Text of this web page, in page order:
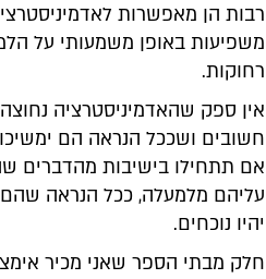
רבות הן מאפשרות
משפיעות באופן משמעותי על
רחוקות.
אין ספק שהאדמיניסטרציה
חשובים ושככל הנראה הם
אם תתחילו בישיבות מהדברים
עליהם מלמעלה, ככל הנראה שהם
יהיו נוכחים.
חלק מבתי הספר שאני מכיר